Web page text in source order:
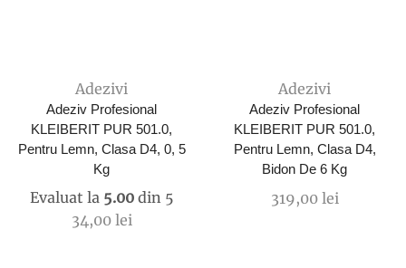
Adezivi
Adeziv Profesional
KLEIBERIT PUR 501.0,
Pentru Lemn, Clasa D4, 0, 5
Kg
Evaluat la 5.00din 5
34,00 lei
Adezivi
Adeziv Profesional
KLEIBERIT PUR 501.0,
Pentru Lemn, Clasa D4,
Bidon De 6 Kg
319,00 lei